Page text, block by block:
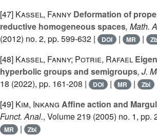
[47] Kassel, Fanny Deformation of
reductive homogeneous spaces, Math.
(2012) no. 2, pp. 599-632 |
DOI | MR |
[48] Kassel, Fanny; Potrie, Rafael
hyperbolic groups and semigroups, J.
18 (2022), pp. 161-208 | DOI | MR | Zbl
[49] Kim, Inkang Affine action and
Funct. Anal., Volume 219 (2005) no. 1, pp.
MR | Zbl